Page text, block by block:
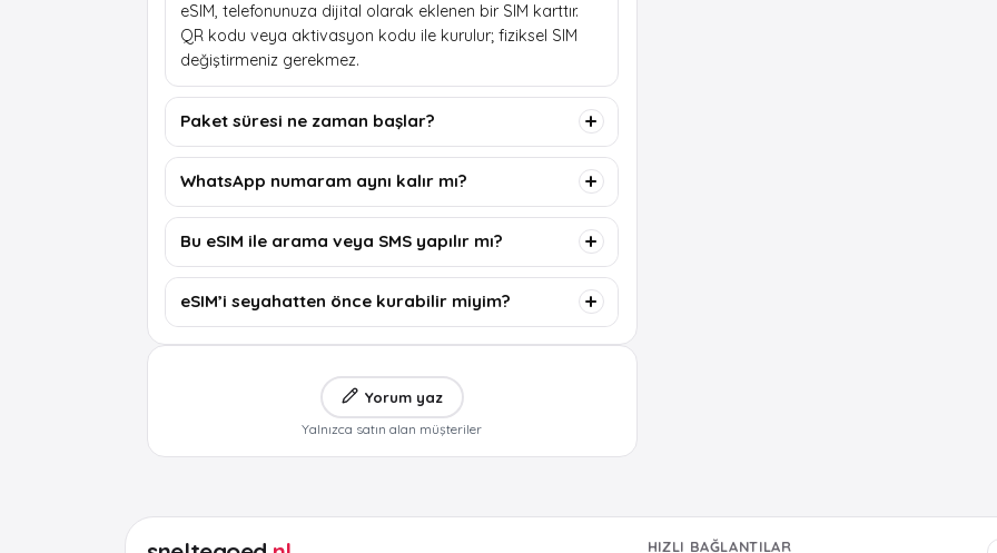
eSIM, telefonunuza dijital olarak eklenen bir SIM karttır.
QR kodu veya aktivasyon kodu ile kurulur; fiziksel SIM
değiştirmeniz gerekmez.
Paket süresi ne zaman başlar?
WhatsApp numaram aynı kalır mı?
Bu eSIM ile arama veya SMS yapılır mı?
eSIM’i seyahatten önce kurabilir miyim?
Yorum yaz
Yalnızca satın alan müşteriler
HIZLI BAĞLANTILAR